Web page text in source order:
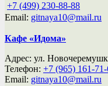
+7 (499) 230-88-88
Email: gitnaya10@mail.ru
Кафе «Идома»
Адрес: ул.
Телефон: +7 (965) 161-71-
Email: gitnaya10@mail.ru